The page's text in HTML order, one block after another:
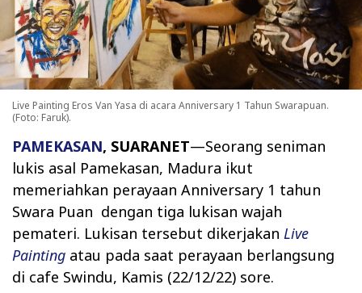
Live Painting Eros Van Yasa di acara Anniversary 1 Tahun Swarapuan.
(Foto: Faruk).
PAMEKASAN, SUARANET—Seorang seniman
lukis asal Pamekasan, Madura ikut
memeriahkan perayaan Anniversary 1 tahun
Swara Puan dengan tiga lukisan wajah
pemateri. Lukisan tersebut dikerjakan Live
Painting atau pada saat perayaan berlangsung
di cafe Swindu, Kamis (22/12/22) sore.